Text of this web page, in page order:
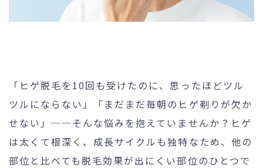
- ボツリヌストキシン注射
- レーザーフェイシャル・
ーザーシャワー
- 点滴・注射
- 他院抜糸・ホッチキス除去
「ヒゲ脱毛を10回も受けたのに、思ったほどツル
ツルにならない」「まだまだ毎朝のヒゲ剃りが欠か
せない」──そんな悩みを抱えていませんか？ヒゲ
は太くて根深く、成長サイクルも独特なため、他の
部位と比べても脱毛効果が出にくい部位のひとつで